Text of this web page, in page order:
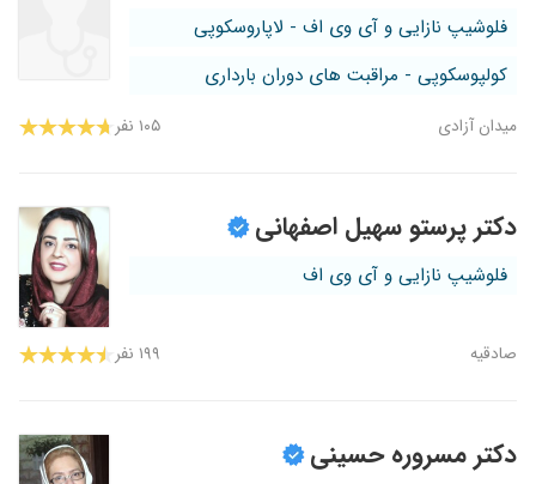
فلوشیپ نازایی و آی وی اف - لاپاروسکوپی
کولپوسکوپی - مراقبت های دوران بارداری
میدان آزادی ۱۰۵ نفر
دکتر پرستو سهیل اصفهانی
فلوشیپ نازایی و آی وی اف
صادقیه ۱۹۹ نفر
دکتر مسروره حسینی